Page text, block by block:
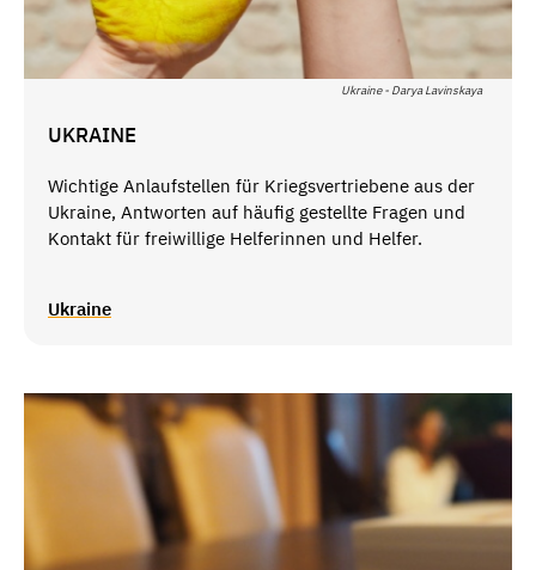
Ukraine - Darya Lavinskaya
UKRAINE
Wichtige Anlaufstellen für Kriegsvertriebene aus der
Ukraine, Antworten auf häufig gestellte Fragen und
Kontakt für freiwillige Helferinnen und Helfer.
Ukraine